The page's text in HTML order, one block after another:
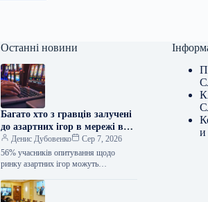
Останні новини
Багато хто з гравців залучені
до азартних ігор в мережі вже
понад чотири роки.
Денис Дубовенко
Сер 7, 2026
56% учасників опитування щодо
ринку азартних ігор можуть
казино понад чотири роки, 73%
аудиторії складають чоловіки.…
и